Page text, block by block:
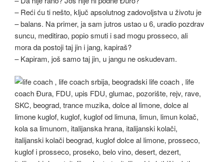
– Reći ću ti nešto, ključ apsolutnog zadovoljstva u životu je
– balans. Na primer, ja sam jutros ustao u 6, uradio pozdrav
suncu, meditirao, popio smuti i sad mogu prosseco, ali
mora da postoji taj jin i jang, kapiraš?
– Kapiram, još samo taj jin, u jangu ne oskudevam.